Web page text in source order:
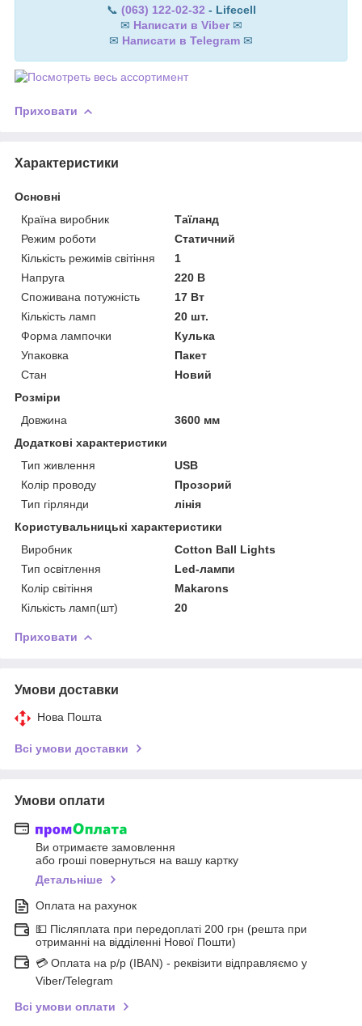
📞 (063) 122-02-32 - Lifecell
✉ Написати в Viber ✉
✉ Написати в Telegram ✉
Приховати
Характеристики
Основні
Країна виробник
Таїланд
Режим роботи
Статичний
Кількість режимів світіння
1
Напруга
220 В
Споживана потужність
17 Вт
Кількість ламп
20 шт.
Форма лампочки
Кулька
Упаковка
Пакет
Стан
Новий
Розміри
Довжина
3600 мм
Додаткові характеристики
Тип живлення
USB
Колір проводу
Прозорий
Тип гірлянди
лінія
Користувальницькі характеристики
Виробник
Cotton Ball Lights
Тип освітлення
Led-лампи
Колір світіння
Makarons
Кількість ламп(шт)
20
Приховати
Умови доставки
Нова Пошта
Всі умови доставки
Умови оплати
Ви отримаєте замовлення
або гроші повернуться на вашу картку
Детальніше
Оплата на рахунок
💵 Післяплата при передоплаті 200 грн (решта при
отриманні на відділенні Нової Пошти)
💳 Оплата на р/р (IBAN) - реквізити відправляємо у
Viber/Telegram
Всі умови оплати